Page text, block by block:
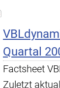
Quartal
Factsheet
Zuletzt